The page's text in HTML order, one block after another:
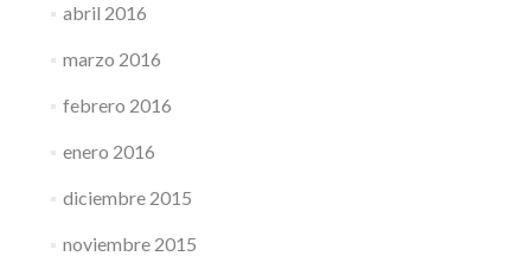
abril 2016
marzo 2016
febrero 2016
enero 2016
diciembre 2015
noviembre 2015